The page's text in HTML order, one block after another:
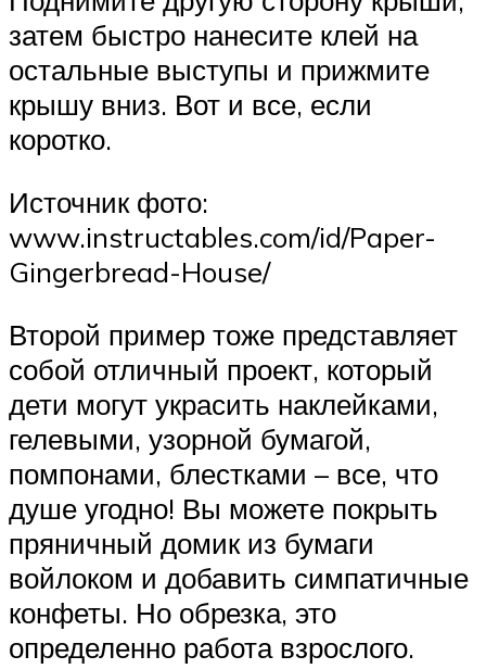
затем быстро нанесите клей на
остальные выступы и прижмите
крышу вниз. Вот и все, если
коротко.
Источник фото:
www.instructables.com/id/Paper-
Gingerbread-House/
Второй пример тоже представляет
собой отличный проект, который
дети могут украсить наклейками,
гелевыми, узорной бумагой,
помпонами, блестками – все, что
душе угодно! Вы можете покрыть
пряничный домик из бумаги
войлоком и добавить симпатичные
конфеты. Но обрезка, это
определенно работа взрослого.